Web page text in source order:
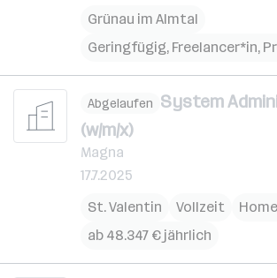
Grünau im Almtal
Geringfügig, Freelancer*in,
Abgelaufen System
(w/m/x)
Magna
17.7.2025
St. Valentin
Vollzeit
ab 48.347 € jährlich